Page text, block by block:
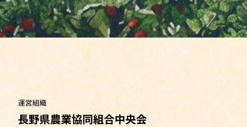
運営組織
長野県農業協同組合中央会